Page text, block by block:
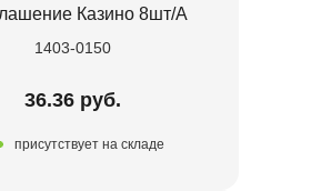
Казино 8шт/A
1403-0150
36.36 руб.
присутствует на складе